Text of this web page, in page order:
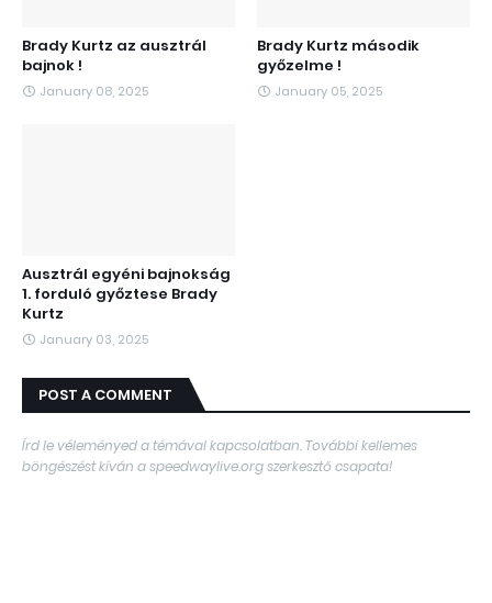
Brady Kurtz az ausztrál
bajnok !
January 08, 2025
Brady Kurtz második
győzelme !
January 05, 2025
Ausztrál egyéni bajnokság
1. forduló győztese Brady
Kurtz
January 03, 2025
POST A COMMENT
Írd le véleményed a témával kapcsolatban. További kellemes
böngészést kíván a speedwaylive.org szerkesztő csapata!